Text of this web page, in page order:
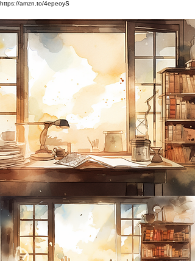
https://amzn.to/4epeoyS